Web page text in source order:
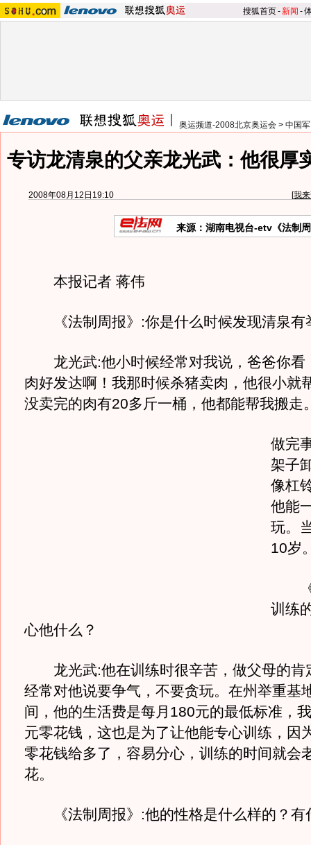
搜狐首页-新闻 -
奥运频道-2008北京奥运会 > 中国
专访龙清泉的父亲龙光武：他很厚
2008年08月12日19:10 [我
来源：湖南电视台-etv《法制
本报记者 蒋伟
《法制周报》:你是什么时候发现清泉有
龙光武:他小时候经常对我说，爸爸你看
肉好发达啊！我那时候杀猪卖肉，他很小就
没卖完的肉有20多斤一桶，他都能帮我搬走
做完
架子
像杠
他能
玩。
10岁
《
训练
心他什么？
龙光武:他在训练时很辛苦，做父母的肯
经常对他说要争气，不要贪玩。在州举重基
间，他的生活费是每月180元的最低标准，
元零花钱，这也是为了让他能专心训练，因
零花钱给多了，容易分心，训练的时间就会
花。
《法制周报》:他的性格是什么样的？有